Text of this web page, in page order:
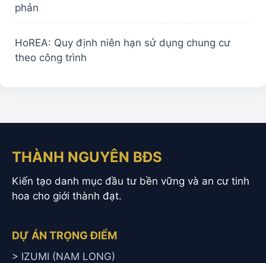
phản
HoREA: Quy định niên hạn sử dụng chung cư
theo công trình
THÀNH NGUYÊN BĐS
Kiến tạo danh mục đầu tư bền vững và an cư tinh
hoa cho giới thành đạt.
DỰ ÁN TRỌNG ĐIỂM
> IZUMI (NAM LONG)